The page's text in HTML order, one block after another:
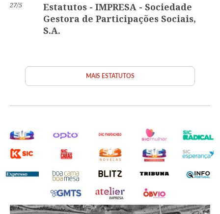
27/5
Estatutos - IMPRESA - Sociedade
Gestora de Participações Sociais,
S.A.
MAIS ESTATUTOS